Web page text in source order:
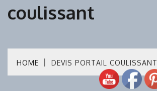
coulissant
HOME DEVIS PORTAIL COULISSANT